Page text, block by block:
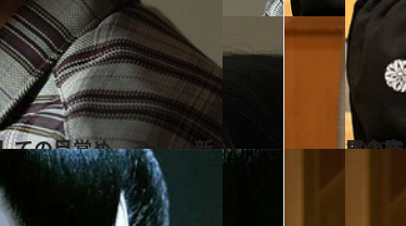
尾上右近が『弁天娘女男白浪』を語る “かけがえ
カル